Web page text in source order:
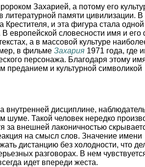
Захарией, а потому его
литературной памяти цивилизации. В
и эта фигура стала одной
европейской словесности имя и
а в массовой культуре
в фильме Захария 1971 года, где
персонажа. Благодаря этому
и культурной символикой
внутренней дисциплине,
шуме. Такой человек нередко
за внешней лаконичностью
на смысл слов. Значение имени
дистанцию без холодности, что
разговорах. В нем
идет впереди жеста.